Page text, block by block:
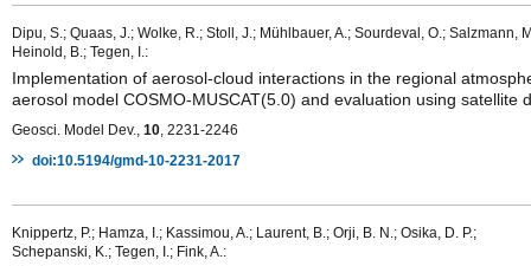
Dipu, S.; Quaas, J.; Wolke, R.; Stoll, J.; Mühlbauer, A.; Sourdeval, O.; Salzmann,
Heinold, B.; Tegen, I.:
Implementation of aerosol-cloud interactions in the regional
aerosol model COSMO-MUSCAT(5.0) and evaluation using satellite
Geosci. Model Dev., 10 , 2231-2246
doi:10.5194/gmd-10-2231-2017
Knippertz, P.; Hamza, I.; Kassimou, A.; Laurent, B.; Orji, B. N.; Osika, D. P.;
Schepanski, K.; Tegen, I.; Fink, A.: